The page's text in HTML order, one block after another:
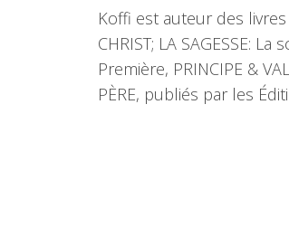
Koffi est auteur des
CHRIST; LA SAGESSE:
Première, PRINCIPE &
PÈRE, publiés par les